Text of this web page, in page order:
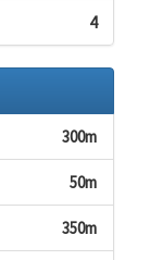
4
300m
50m
350m